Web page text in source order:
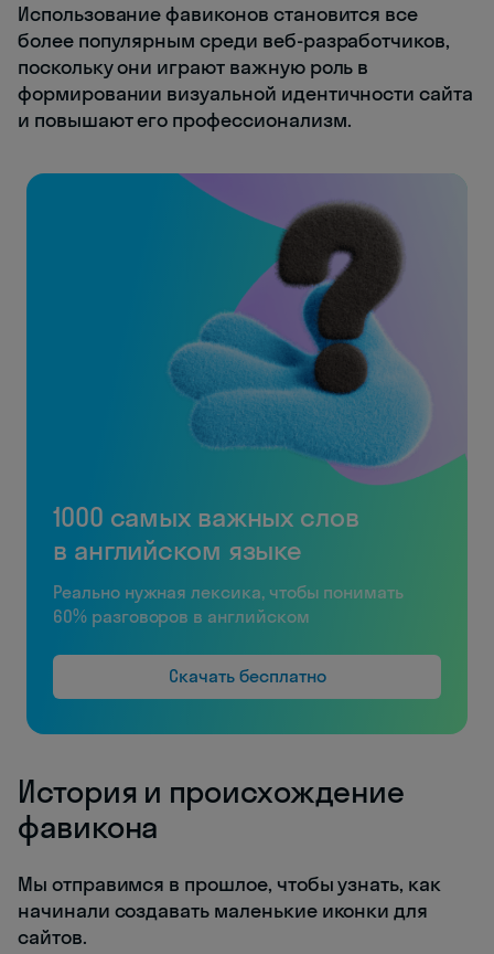
Использование фавиконов становится все
более популярным среди веб-разработчиков,
поскольку они играют важную роль в
формировании визуальной идентичности сайта
и повышают его профессионализм.
1000 самых важных слов
в английском языке
Реально нужная лексика, чтобы понимать
60% разговоров в английском
Скачать бесплатно
История и происхождение
фавикона
Мы отправимся в прошлое, чтобы узнать, как
начинали создавать маленькие иконки для
сайтов.